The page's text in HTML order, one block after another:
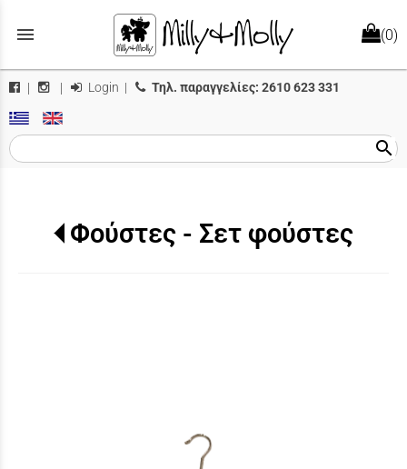
menu (0)
| | Login | Τηλ. παραγγελίες: 2610 623 331
search
Φούστες - Σετ φούστες